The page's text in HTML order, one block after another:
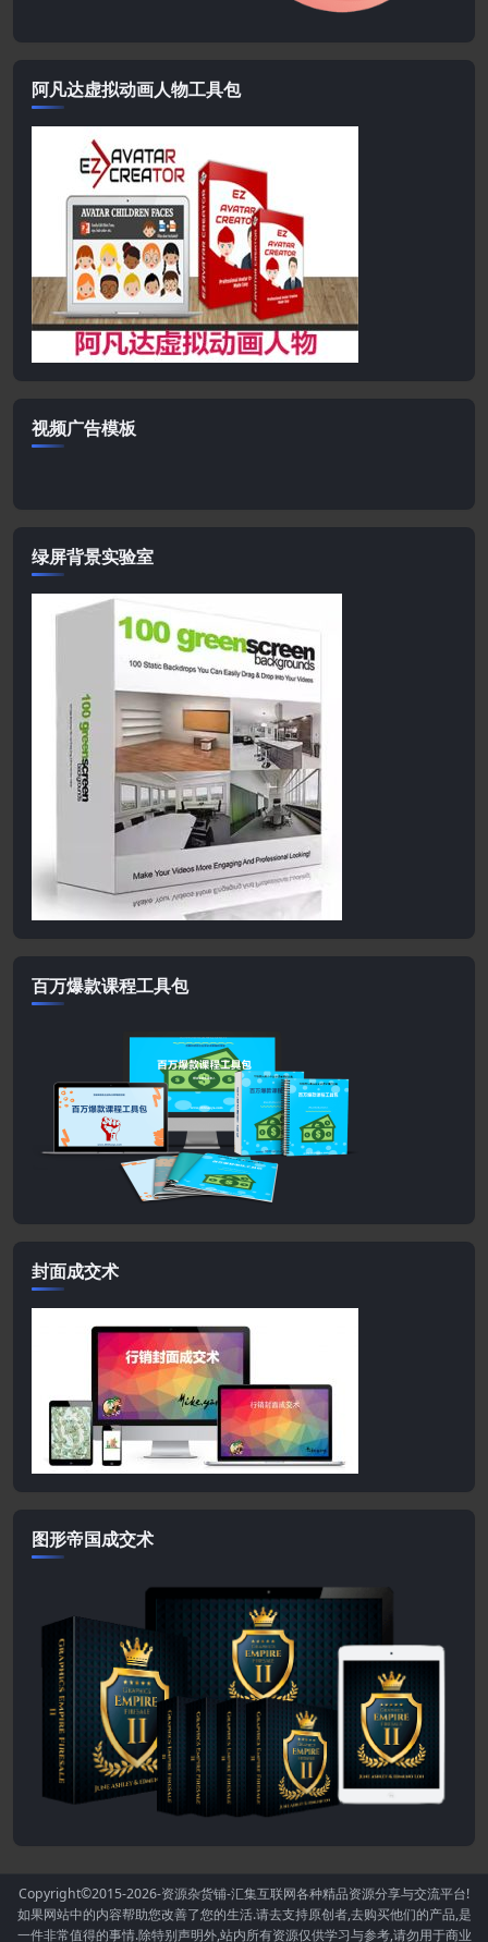
阿凡达虚拟动画人物工具包
视频广告模板
绿屏背景实验室
百万爆款课程工具包
封面成交术
图形帝国成交术
Copyright©2015-2026-资源杂货铺-汇集互联网各种精品资源分享与交流平台!
如果网站中的内容帮助您改善了您的生活.请去支持原创者,去购买他们的产品,是
一件非常值得的事情.除特别声明外,站内所有资源仅供学习与参考,请勿用于商业